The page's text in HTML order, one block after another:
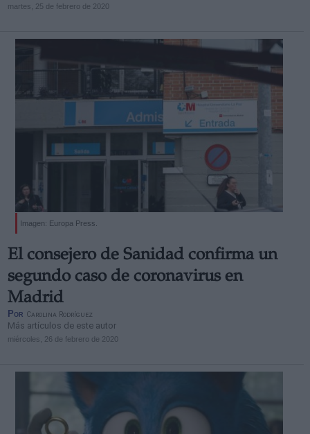
martes, 25 de febrero de 2020
Imagen: Europa Press.
El consejero de Sanidad confirma un
segundo caso de coronavirus en
Madrid
Por Carolina Rodríguez
Más artículos de este autor
miércoles, 26 de febrero de 2020